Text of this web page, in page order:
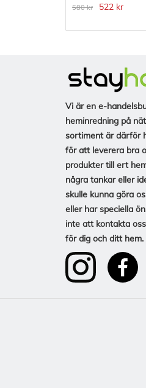
580 kr 522 kr
Vi är en e-
heminredning på
sortiment är därför
för att leverera bra
produkter till ert
några tankar eller
skulle kunna göra
eller har speciella
inte att kontakta
för dig och ditt hem.